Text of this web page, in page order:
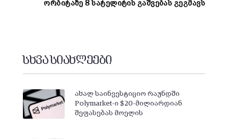
ორბიტაზე 8 სატელიტის გაშვებას გეგმავს
სხვა სიახლეები
ახალ საინვესტიციო რაუნდში
Polymarket-ი $20-მილიარდიან
შეფასებას მოელის